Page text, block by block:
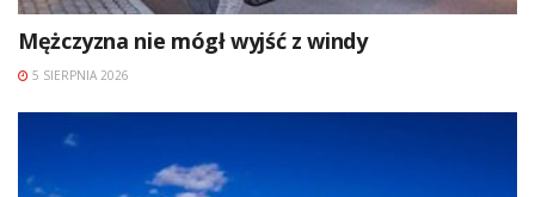
Mężczyzna nie mógł wyjść z windy
5 SIERPNIA 2026